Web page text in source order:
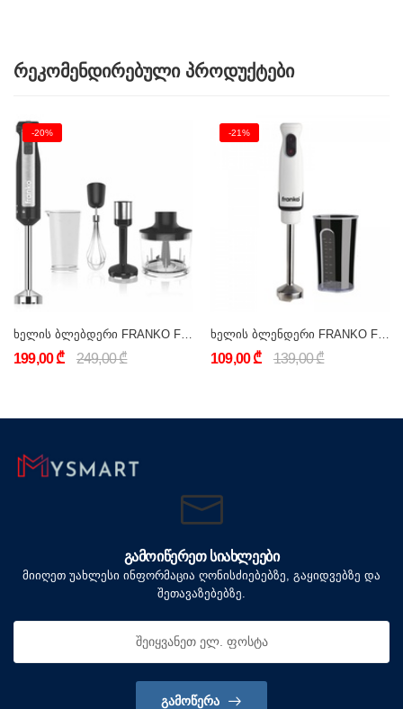
რეკომენდირებული პროდუქტები
-20%
199,00 ₾ 249,00 ₾
-21%
109,00 ₾ 139,00 ₾
ᲒᲐᲛᲝᲘᲬᲔᲠᲔᲗ ᲡᲘᲐᲮᲚᲔᲔᲑᲘ
მიიღეთ უახლესი ინფორმაცია ღონისძიებებზე, გაყიდვებზე და
შეთავაზებებზე.
ᲒᲐᲛᲝᲬᲔᲠᲐ